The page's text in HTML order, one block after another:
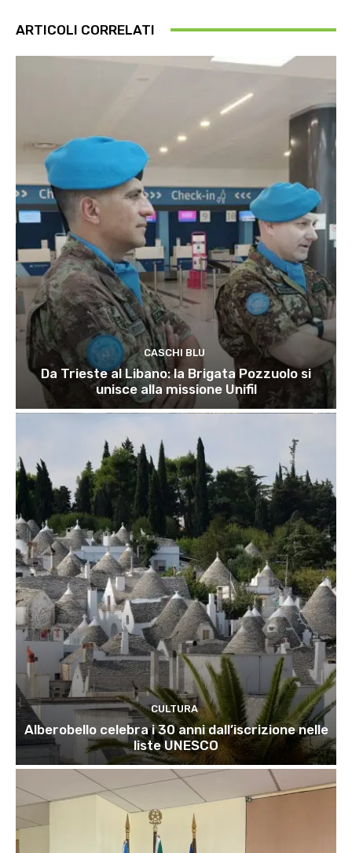
ARTICOLI CORRELATI
CASCHI BLU
Da Trieste al Libano: la Brigata Pozzuolo si
unisce alla missione Unifil
CULTURA
Alberobello celebra i 30 anni dall’iscrizione nelle
liste UNESCO